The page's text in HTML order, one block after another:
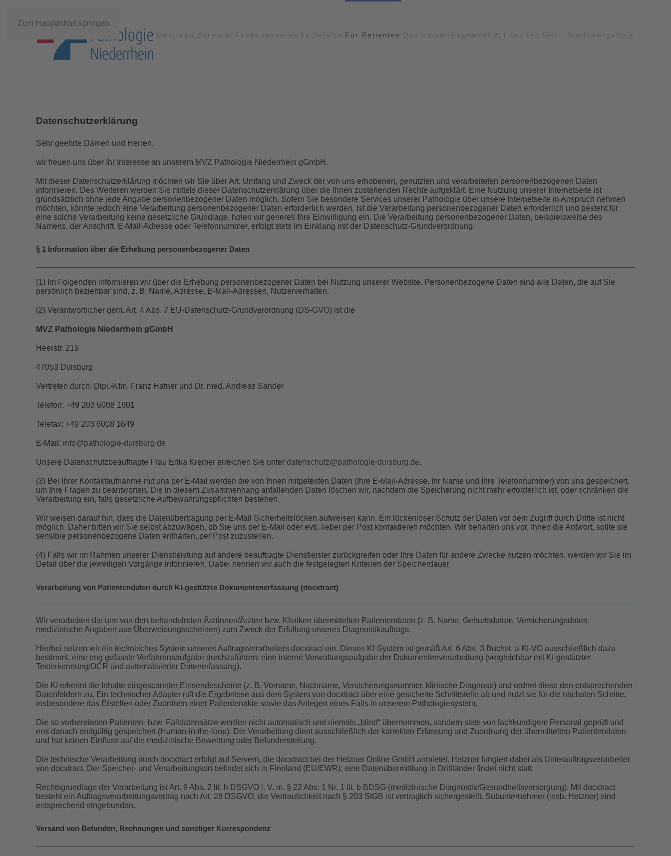
Zum Hauptinhalt springen
Für Patienten
Datenschutzerklärung
Sehr geehrte Damen und Herren,
wir freuen uns über Ihr Interesse an unserem MVZ Pathologie Niederrhein gGmbH.
Mit dieser Datenschutzerklärung möchten wir Sie über Art, Umfang und Zweck der von uns erhobenen, genutzten und verarbeiteten personenbezogenen Daten
informieren. Des Weiteren werden Sie mittels dieser Datenschutzerklärung über die Ihnen zustehenden Rechte aufgeklärt. Eine Nutzung unserer Internetseite ist
grundsätzlich ohne jede Angabe personenbezogener Daten möglich. Sofern Sie besondere Services unserer Pathologie über unsere Internetseite in Anspruch nehmen
möchten, könnte jedoch eine Verarbeitung personenbezogener Daten erforderlich werden. Ist die Verarbeitung personenbezogener Daten erforderlich und besteht für
eine solche Verarbeitung keine gesetzliche Grundlage, holen wir generell Ihre Einwilligung ein. Die Verarbeitung personenbezogener Daten, beispielsweise des
Namens, der Anschrift, E-Mail-Adresse oder Telefonnummer, erfolgt stets im Einklang mit der Datenschutz-Grundverordnung.
§ 1 Information über die Erhebung personenbezogener Daten
(1) Im Folgenden informieren wir über die Erhebung personenbezogener Daten bei Nutzung unserer Website. Personenbezogene Daten sind alle Daten, die auf Sie
persönlich beziehbar sind, z. B. Name, Adresse, E-Mail-Adressen, Nutzerverhalten.
(2) Verantwortlicher gem. Art. 4 Abs. 7 EU-Datenschutz-Grundverordnung (DS-GVO) ist die
MVZ Pathologie Niederrhein gGmbH
Heerstr. 219
47053 Duisburg
Vertreten durch: Dipl.-Kfm. Franz Hafner und Dr. med. Andreas Sander
Telefon: +49 203 6008 1601
Telefax: +49 203 6008 1649
E-Mail: info@pathologie-duisburg.de
Unsere Datenschutzbeauftragte Frau Erika Kremer erreichen Sie unter datenschutz@pathologie-duisburg.de.
(3) Bei Ihrer Kontaktaufnahme mit uns per E-Mail werden die von Ihnen mitgeteilten Daten (Ihre E-Mail-Adresse, Ihr Name und Ihre Telefonnummer) von uns gespeichert,
um Ihre Fragen zu beantworten. Die in diesem Zusammenhang anfallenden Daten löschen wir, nachdem die Speicherung nicht mehr erforderlich ist, oder schränken die
Verarbeitung ein, falls gesetzliche Aufbewahrungspflichten bestehen.
Wir weisen darauf hin, dass die Datenübertragung per E-Mail Sicherheitslücken aufweisen kann. Ein lückenloser Schutz der Daten vor dem Zugriff durch Dritte ist nicht
möglich. Daher bitten wir Sie selbst abzuwägen, ob Sie uns per E-Mail oder evtl. lieber per Post kontaktieren möchten. Wir behalten uns vor, Ihnen die Antwort, sollte sie
sensible personenbezogene Daten enthalten, per Post zuzustellen.
(4) Falls wir im Rahmen unserer Dienstleistung auf andere beauftragte Dienstleister zurückgreifen oder Ihre Daten für andere Zwecke nutzen möchten, werden wir Sie im
Detail über die jeweiligen Vorgänge informieren. Dabei nennen wir auch die festgelegten Kriterien der Speicherdauer.
Verarbeitung von Patientendaten durch KI-gestützte Dokumentenerfassung (docxtract)
Wir verarbeiten die uns von den behandelnden Ärztinnen/Ärzten bzw. Kliniken übermittelten Patientendaten (z. B. Name, Geburtsdatum, Versicherungsdaten,
medizinische Angaben aus Überweisungsscheinen) zum Zweck der Erfüllung unseres Diagnostikauftrags.
Hierbei setzen wir ein technisches System unseres Auftragsverarbeiters docxtract ein. Dieses KI-System ist gemäß Art. 6 Abs. 3 Buchst. a KI-VO ausschließlich dazu
bestimmt, eine eng gefasste Verfahrensaufgabe durchzuführen: eine interne Verwaltungsaufgabe der Dokumentenverarbeitung (vergleichbar mit KI-gestützter
Texterkennung/OCR und automatisierter Datenerfassung).
Die KI erkennt die Inhalte eingescannter Einsendescheine (z. B. Vorname, Nachname, Versicherungsnummer, klinische Diagnose) und ordnet diese den entsprechenden
Datenfeldern zu. Ein technischer Adapter ruft die Ergebnisse aus dem System von docxtract über eine gesicherte Schnittstelle ab und nutzt sie für die nächsten Schritte,
insbesondere das Erstellen oder Zuordnen einer Patientenakte sowie das Anlegen eines Falls in unserem Pathologiesystem.
Die so vorbereiteten Patienten- bzw. Falldatensätze werden nicht automatisch und niemals „blind“ übernommen, sondern stets von fachkundigem Personal geprüft und
erst danach endgültig gespeichert (Human-in-the-loop). Die Verarbeitung dient ausschließlich der korrekten Erfassung und Zuordnung der übermittelten Patientendaten
und hat keinen Einfluss auf die medizinische Bewertung oder Befunderstellung.
Die technische Verarbeitung durch docxtract erfolgt auf Servern, die docxtract bei der Hetzner Online GmbH anmietet. Hetzner fungiert dabei als Unterauftragsverarbeiter
von docxtract. Der Speicher- und Verarbeitungsort befindet sich in Finnland (EU/EWR); eine Datenübermittlung in Drittländer findet nicht statt.
Rechtsgrundlage der Verarbeitung ist Art. 9 Abs. 2 lit. h DSGVO i. V. m. § 22 Abs. 1 Nr. 1 lit. b BDSG (medizinische Diagnostik/Gesundheitsversorgung). Mit docxtract
besteht ein Auftragsverarbeitungsvertrag nach Art. 28 DSGVO; die Vertraulichkeit nach § 203 StGB ist vertraglich sichergestellt. Subunternehmer (insb. Hetzner) sind
entsprechend eingebunden.
Versand von Befunden, Rechnungen und sonstiger Korrespondenz